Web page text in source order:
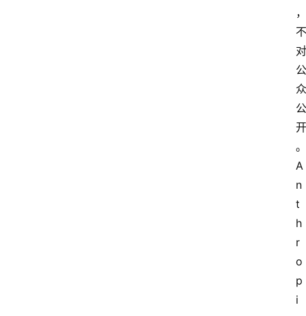
，
不
对
公
众
公
开
。
A
n
t
h
r
o
p
i